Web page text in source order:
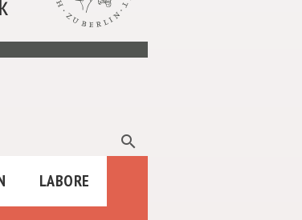
search
LABORE